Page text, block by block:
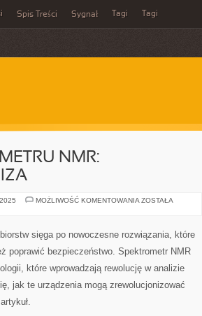
Spis Treści Sygnał Tagi Tagi
NMR:
MOŻLIWOŚĆ KOMENTOWANIA ROZUMIENIE
ANALIZA
ZOSTAŁA
sięga po nowoczesne rozwiązania, które
poprawić bezpieczeństwo. Spektrometr NMR
które wprowadzają rewolucję w analizie
jak te urządzenia mogą zrewolucjonizować